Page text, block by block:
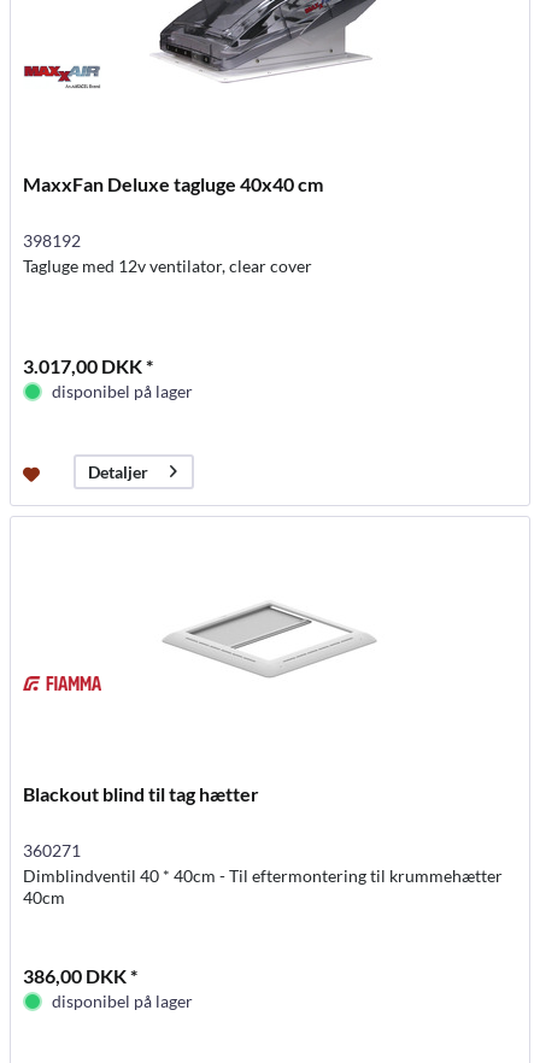
MaxxFan Deluxe tagluge 40x40 cm
398192
Tagluge med 12v ventilator, clear cover
3.017,00 DKK *
disponibel på lager
Detaljer
Blackout blind til tag hætter
360271
Dimblindventil 40 * 40cm - Til eftermontering til krummehætter
40cm
386,00 DKK *
disponibel på lager